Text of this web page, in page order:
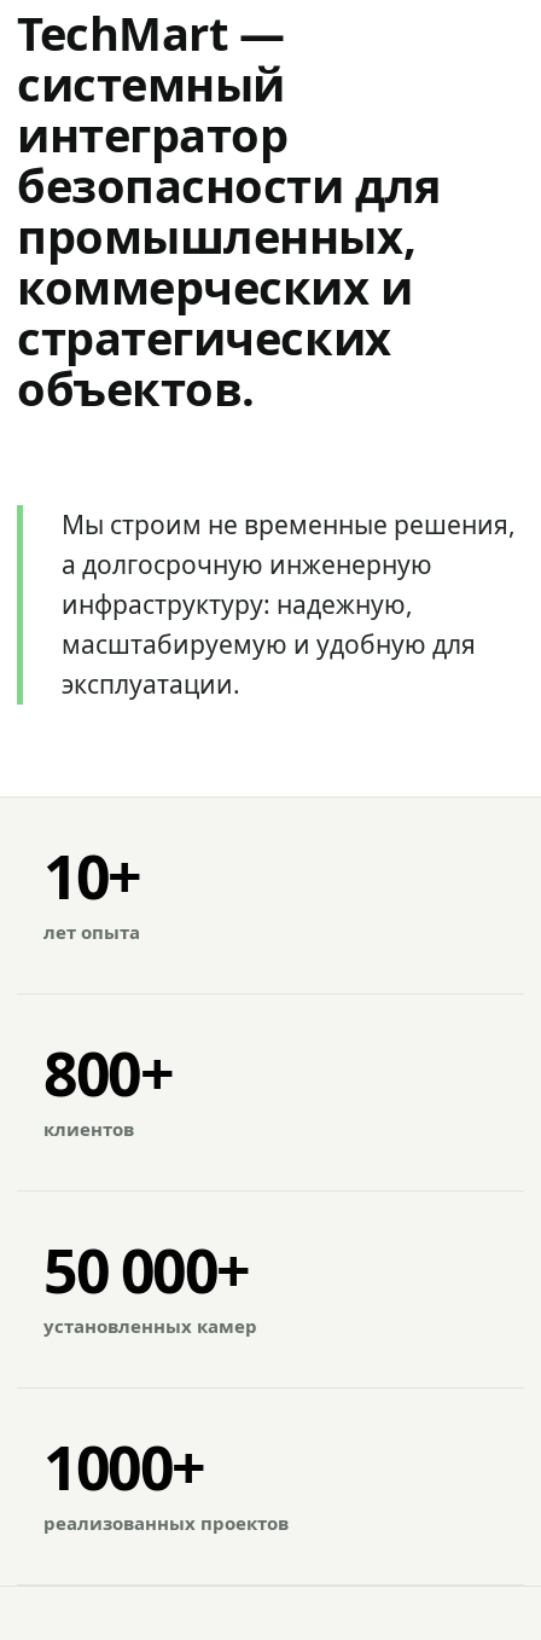
TechMart —
системный
интегратор
безопасности для
промышленных,
коммерческих и
стратегических
объектов.
Мы строим не временные решения,
а долгосрочную инженерную
инфраструктуру: надежную,
масштабируемую и удобную для
эксплуатации.
10+
лет опыта
800+
клиентов
50 000+
установленных камер
1000+
реализованных проектов